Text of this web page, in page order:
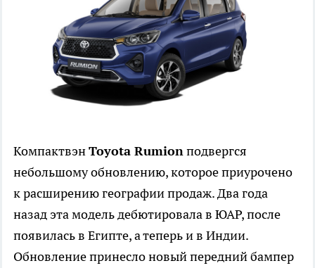
КомпактвэнToyota Rumionподвергся
небольшому обновлению, которое приурочено
к расширению географии продаж. Два года
назад эта модель дебютировала в ЮАР, после
появилась в Египте, а теперь и в Индии.
Обновление принесло новый передний бампер